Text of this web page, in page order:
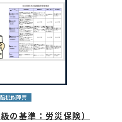
機能障害
の基準：労災保険）